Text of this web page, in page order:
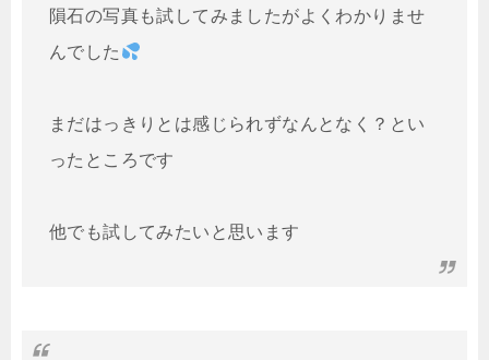
隕石の写真も試してみましたがよくわかりませ
んでした
まだはっきりとは感じられずなんとなく？とい
ったところです
他でも試してみたいと思います